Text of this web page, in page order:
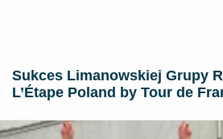
Sukces Limanowskiej Grupy
L’Étape Poland by Tour de